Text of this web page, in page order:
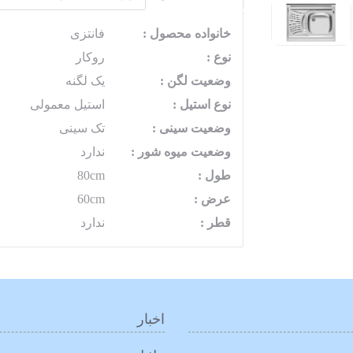
خانواده محصول :
فانتزی
نوع :
روکار
وضعیت لگن :
یک لگنه
نوع استیل :
استیل معمولی
وضعیت سینی :
تک سینی
وضعیت میوه شور :
ندارد
طول :
80cm
عرض :
60cm
قطر :
ندارد
اخبار